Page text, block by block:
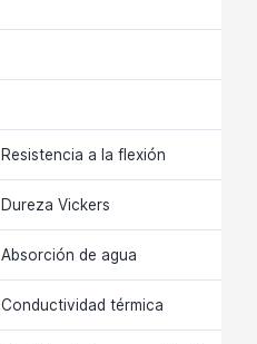
Resistencia a la flexión
Dureza Vickers
Absorción de agua
Conductividad térmica